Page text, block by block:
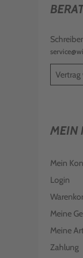
MEIN
Mein
Login
Meine
Meine
Zahlung